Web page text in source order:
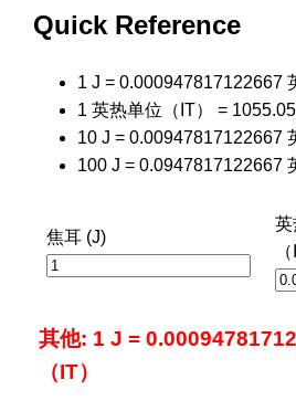
Quick Reference
1 J = 0.000947817122667
1 英热单位（IT） =
10 J = 0.00947817122667
100 J = 0.0947817122667
焦耳 (J)
英
其他: 1 J =
（IT）